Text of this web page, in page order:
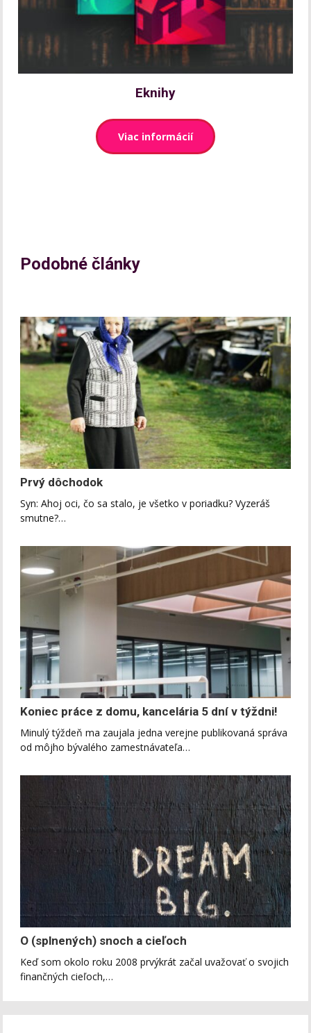
Eknihy
Viac informácií
Podobné články
Prvý dôchodok
Syn: Ahoj oci, čo sa stalo, je všetko v poriadku? Vyzeráš
smutne?…
Koniec práce z domu, kancelária 5 dní v týždni!
Minulý týždeň ma zaujala jedna verejne publikovaná správa
od môjho bývalého zamestnávateľa…
O (splnených) snoch a cieľoch
Keď som okolo roku 2008 prvýkrát začal uvažovať o svojich
finančných cieľoch,…